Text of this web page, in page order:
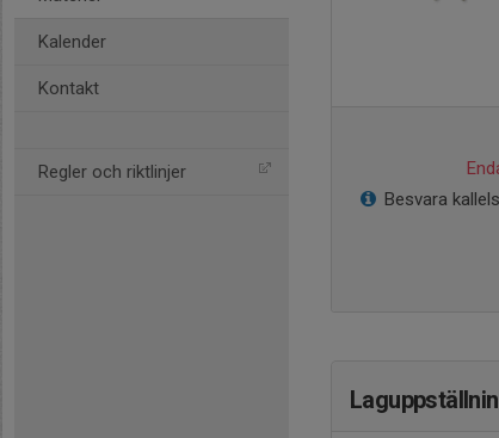
Kalender
Kontakt
Regler och riktlinjer
Besvara